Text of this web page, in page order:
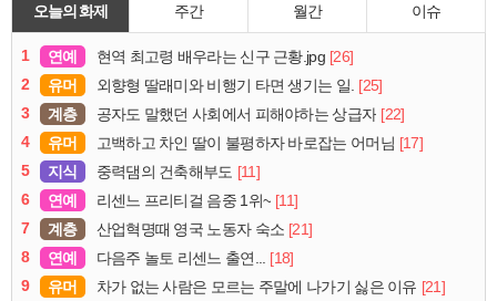
오늘의 화제 주간 월간 이슈
1 연예 현역 최고령 배우라는 신구 근황.jpg [26]
2
유머 외향형 딸래미와 비행기 타면 생기는 일. [25]
3
계층 공자도 말했던 사회에서 피해야하는 상급자 [22]
4
유머 고백하고 차인 딸이 불평하자 바로잡는 어머님 [17]
5
지식 중력댐의 건축해부도 [11]
6
연예 리센느 프리티걸 음중 1위~ [11]
7
계층 산업혁명때 영국 노동자 숙소 [21]
8
연예 다음주 놀토 리센느 출연...
[18]
9
유머 차가 없는 사람은 모르는 주말에 나가기 싫은 이유 [21]